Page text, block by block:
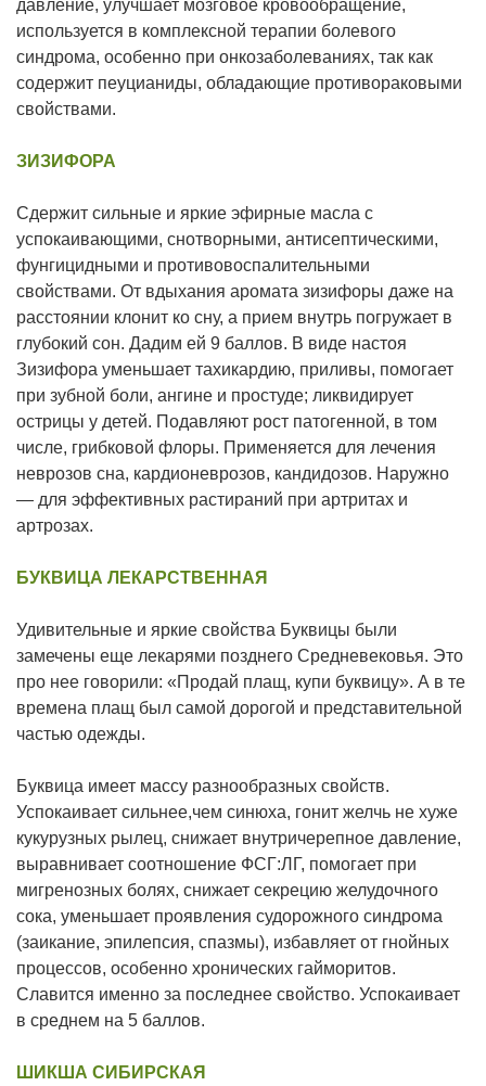
давление, улучшает мозговое кровообращение,
используется в комплексной терапии болевого
синдрома, особенно при онкозаболеваниях, так как
содержит пеуцианиды, обладающие противораковыми
свойствами.
ЗИЗИФОРА
Сдержит сильные и яркие эфирные масла с
успокаивающими, снотворными, антисептическими,
фунгицидными и противовоспалительными
свойствами. От вдыхания аромата зизифоры даже на
расстоянии клонит ко сну, а прием внутрь погружает в
глубокий сон. Дадим ей 9 баллов. В виде настоя
Зизифора уменьшает тахикардию, приливы, помогает
при зубной боли, ангине и простуде; ликвидирует
острицы у детей. Подавляют рост патогенной, в том
числе, грибковой флоры. Применяется для лечения
неврозов сна, кардионеврозов, кандидозов. Наружно
— для эффективных растираний при артритах и
артрозах.
БУКВИЦА ЛЕКАРСТВЕННАЯ
Удивительные и яркие свойства Буквицы были
замечены еще лекарями позднего Средневековья. Это
про нее говорили: «Продай плащ, купи буквицу». А в те
времена плащ был самой дорогой и представительной
частью одежды.
Буквица имеет массу разнообразных свойств.
Успокаивает сильнее,чем синюха, гонит желчь не хуже
кукурузных рылец, снижает внутричерепное давление,
выравнивает соотношение ФСГ:ЛГ, помогает при
мигренозных болях, снижает секрецию желудочного
сока, уменьшает проявления судорожного синдрома
(заикание, эпилепсия, спазмы), избавляет от гнойных
процессов, особенно хронических гайморитов.
Славится именно за последнее свойство. Успокаивает
в среднем на 5 баллов.
ШИКША СИБИРСКАЯ